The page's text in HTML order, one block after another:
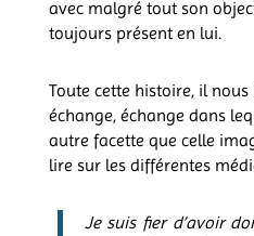
avec malgré tout son
toujours présent en lui.
Toute cette histoire, il
échange, échange dans
autre facette que celle
lire sur les différentes
Je suis fier d’avoir